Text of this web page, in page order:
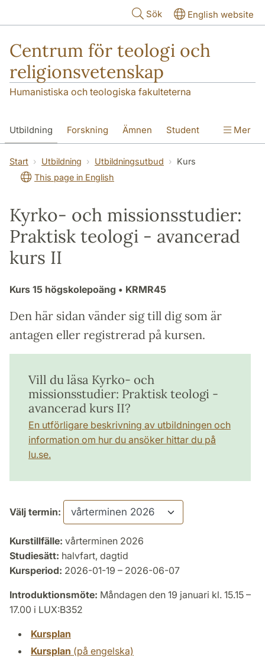
Sök English website
Centrum för teologi och
religionsvetenskap
Humanistiska och teologiska fakulteterna
Utbildning Forskning Ämnen Student
Institutionen
Mer
Start Utbildning Utbildningsutbud
Kurs
This page in English
Kyrko- och missionsstudier:
Praktisk teologi - avancerad
kurs II
Kurs 15 högskolepoäng • KRMR45
Den här sidan vänder sig till dig som är
antagen eller registrerad på kursen.
Vill du läsa Kyrko- och
missionsstudier: Praktisk teologi -
avancerad kurs II?
En utförligare beskrivning av utbildningen och
information om hur du ansöker hittar du på
lu.se.
Välj termin:
Kurstillfälle: vårterminen 2026
Studiesätt: halvfart, dagtid
Kursperiod: 2026-01-19 – 2026-06-07
Introduktionsmöte: Måndagen den 19 januari kl. 15.15 –
17.00 i LUX:B352
Kursplan
Kursplan (på engelska)